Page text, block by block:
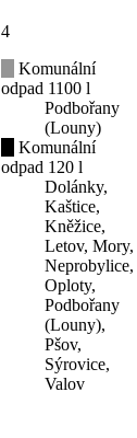
4
Komunální
odpad 1100 l
Podbořany
(Louny)
Komunální
odpad 120 l
Dolánky,
Kaštice,
Kněžice,
Letov, Mory,
Neprobylice,
Oploty,
Podbořany
(Louny),
Pšov,
Sýrovice,
Valov